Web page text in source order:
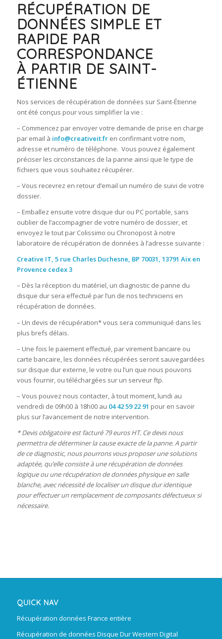
RÉCUPÉRATION DE
DONNÉES SIMPLE ET
RAPIDE PAR
CORRESPONDANCE
À PARTIR DE SAINT-
ÉTIENNE
Nos services de récupération de données sur Saint-Étienne
ont été conçus pour vous simplifier la vie :
– Commencez par envoyer votre demande de prise en charge
par email à info@creativeit.fren confirmant votre nom,
adresse et numéro de téléphone. Vous pouvez également
préciser les circonstances de la panne ainsi que le type de
fichiers que vous souhaitez récupérer.
– Vous recevrez en retour d’email un numéro de suivi de votre
dossier.
– Emballez ensuite votre disque dur ou PC portable, sans
oublier de l’accompagner de votre numéro de dossier, et
envoyez le tout par Colissimo ou Chronopost à notre
laboratoire de récupération de données à l’adresse suivante :
Creative IT, 5 rue Charles Duchesne, BP 70031, 13791 Aix en
Provence cedex 3
– Dès la réception du matériel, un diagnostic de panne du
disque dur sera effectué par l’un de nos techniciens en
récupération de données.
– Un devis de récupération* vous sera communiqué dans les
plus brefs délais.
– Une fois le paiement effectué, par virement bancaire ou
carte bancaire, les données récupérées seront sauvegardées
sur disque dur externe, le votre ou l’un que nous pouvons
vous fournir, ou téléchargées sur un serveur ftp.
– Vous pouvez nous contacter, à tout moment, lundi au
vendredi de 09h00 à 18h00 au 04 42 59 22 91 pour en savoir
plus sur l’avancement de notre intervention.
* Devis obligatoire est facturé 79 euros HT. Ce devis nous
permettra de déterminer la cause exacte de la panne. A partir
de ce diagnostic, nous pourrons vous proposer une solutions
adaptée, qu’elle consiste à une récupération de données
logique ou une récupération de données physique en salle
blanche, avec nécessité de localiser un disque dur identique
pour effectuer un remplacement de composants défectueux si
nécessaire.
QUICK NAV
Récupération données France entière
Récupération de données Disque Dur Western Digital